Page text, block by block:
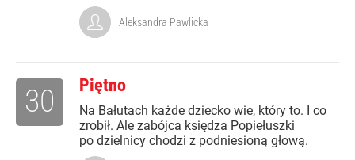
Aleksandra Pawlicka
Piętno
Na Bałutach każde dziecko wie, który to. I co
zrobił. Ale zabójca księdza Popiełuszki
po dzielnicy chodzi z podniesioną głową.
30